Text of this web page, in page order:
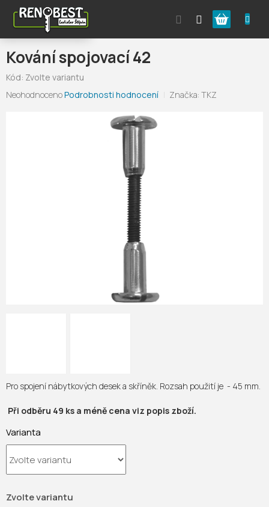
obsah
Nákupní
košík
Kování spojovací 42
Kód: Zvolte variantu
Průměrné
NeohodnocenoPodrobnosti hodnocení Značka:TKZ
Zvolte variantu
Varianta
Pro spojení nábytkových desek a skříněk. Rozsah použití je - 45 mm.
Při odběru 49 ks a méně cena viz popis zboží.